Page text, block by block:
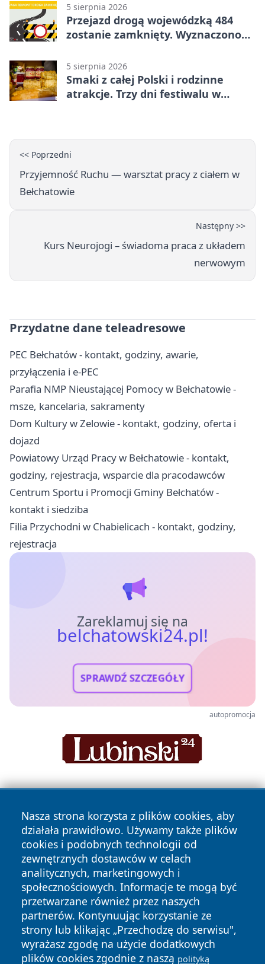
5 sierpnia 2026
Przejazd drogą wojewódzką 484
zostanie zamknięty. Wyznaczono
5 sierpnia 2026
Smaki z całej Polski i rodzinne
atrakcje. Trzy dni festiwalu w
<< Poprzedni
Przyjemność Ruchu — warsztat pracy z ciałem w
Bełchatowie
Następny >>
Kurs Neurojogi – świadoma praca z układem
nerwowym
Przydatne dane teleadresowe
PEC Bełchatów - kontakt, godziny, awarie,
przyłączenia i e-PEC
Parafia NMP Nieustającej Pomocy w Bełchatowie -
msze, kancelaria, sakramenty
Dom Kultury w Zelowie - kontakt, godziny, oferta i
dojazd
Powiatowy Urząd Pracy w Bełchatowie - kontakt,
godziny, rejestracja, wsparcie dla pracodawców
Centrum Sportu i Promocji Gminy Bełchatów -
kontakt i siedziba
Filia Przychodni w Chabielicach - kontakt, godziny,
rejestracja
Zareklamuj się na
belchatowski24.pl!
SPRAWDŹ SZCZEGÓŁY
autopromocja
Nasza strona korzysta z plików cookies, aby
działała prawidłowo. Używamy także plików
cookies i podobnych technologii od
zewnętrznych dostawców w celach
analitycznych, marketingowych i
społecznościowych. Informacje te mogą być
przetwarzane również przez naszych
partnerów. Kontynuując korzystanie ze
strony lub klikając „Przechodzę do serwisu",
wyrażasz zgodę na użycie dodatkowych
plików cookies zgodnie z naszą polityką
Copyright © 2026 belchatowski24.pl Wszystkie prawa
zastrzeżone.
News Autorzy
Polityka
Prywatności
Polityka
Cookies